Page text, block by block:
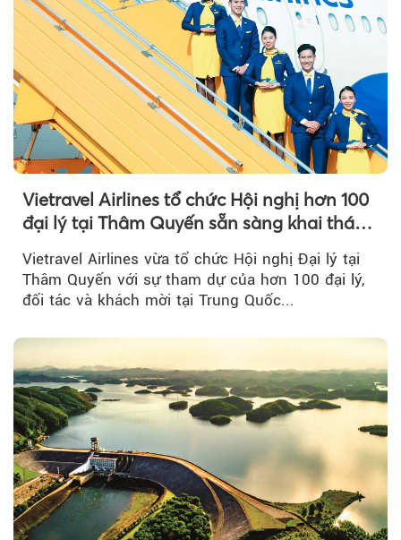
Vietravel Airlines tổ chức Hội nghị hơn 100
đại lý tại Thâm Quyến sẵn sàng khai thác
đường bay thẳng TP.HCM - Thâm Quyến
Vietravel Airlines vừa tổ chức Hội nghị Đại lý tại
Thâm Quyến với sự tham dự của hơn 100 đại lý,
đối tác và khách mời tại Trung Quốc...